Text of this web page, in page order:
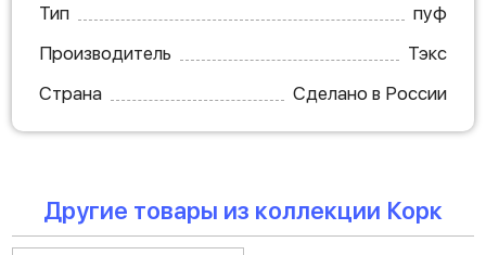
Тип
пуф
Производитель
Тэкс
Страна
Сделано в России
Другие товары из коллекции Корк